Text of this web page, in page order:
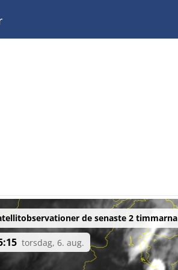
de senaste 2 timmarna
torsdag, 6. aug.